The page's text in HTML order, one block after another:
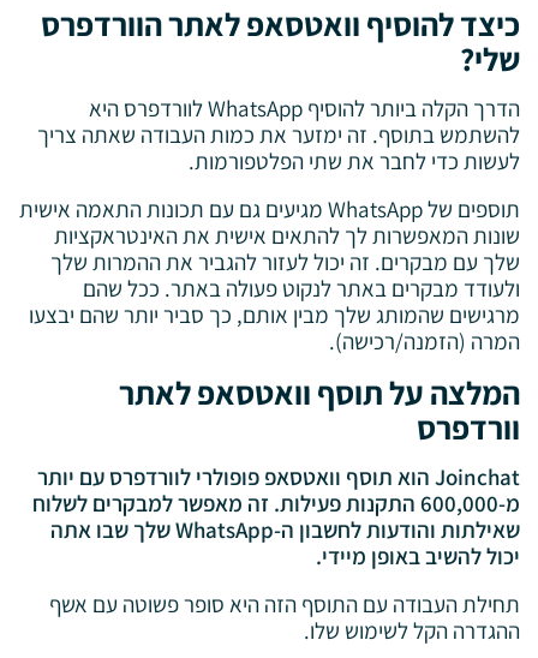
כיצד להוסיף וואטסאפ לאתר הוורדפרס
שלי?
הדרך הקלה ביותר להוסיף WhatsApp לוורדפרס היא
להשתמש בתוסף. זה ימזער את כמות העבודה שאתה צריך
לעשות כדי לחבר את שתי הפלטפורמות.
תוספים של WhatsApp מגיעים גם עם תכונות התאמה אישית
שונות המאפשרות לך להתאים אישית את האינטראקציות
שלך עם מבקרים. זה יכול לעזור להגביר את ההמרות שלך
ולעודד מבקרים באתר לנקוט פעולה באתר. ככל שהם
מרגישים שהמותג שלך מבין אותם, כך סביר יותר שהם יבצעו
המרה (הזמנה/רכישה).
המלצה על תוסף וואטסאפ לאתר
וורדפרס
Joinchat הוא תוסף וואטסאפ פופולרי לוורדפרס עם יותר
מ-600,000 התקנות פעילות. זה מאפשר למבקרים לשלוח
שאילתות והודעות לחשבון ה-WhatsApp שלך שבו אתה
יכול להשיב באופן מיידי.
תחילת העבודה עם התוסף הזה היא סופר פשוטה עם אשף
ההגדרה הקל לשימוש שלו.